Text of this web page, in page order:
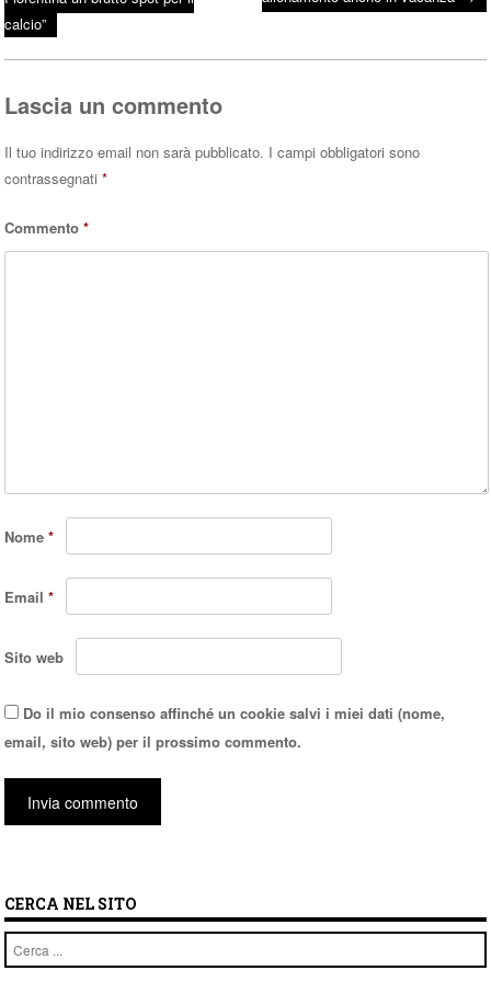
okr A
pp
calcio”
Lascia un commento
Il tuo indirizzo email non sarà pubblicato. I campi obbligatori sono
contrassegnati*
Commento*
Nome*
Email*
Sito web
Do il mio consenso affinché un cookie salvi i miei dati (nome,
email, sito web) per il prossimo commento.
CERCA NEL SITO
Cerca